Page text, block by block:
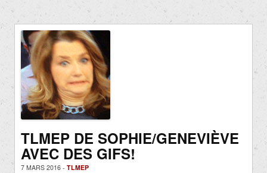
TLMEP DE SOPHIE/GENEVIÈVE
AVEC DES GIFS!
7 MARS 2016 - TLMEP